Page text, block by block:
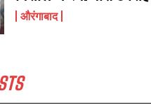
I WANT IN
औरंगाबाद